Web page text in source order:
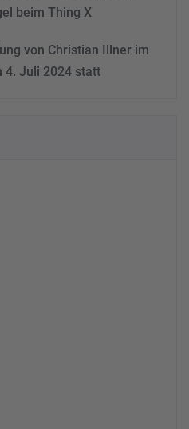
beim Thing X
von Christian Illner im
4. Juli 2024 statt